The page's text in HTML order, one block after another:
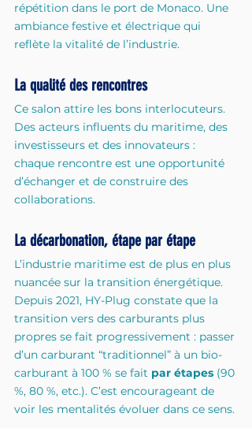
répétition dans le port de Monaco. Une
ambiance festive et électrique qui
reflète la vitalité de l’industrie.
La qualité des rencontres
Ce salon attire les bons interlocuteurs.
Des acteurs influents du maritime, des
investisseurs et des innovateurs :
chaque rencontre est une opportunité
d’échanger et de construire des
collaborations.
La décarbonation, étape par étape
L’industrie maritime est de plus en plus
nuancée sur la transition énergétique.
Depuis 2021, HY-Plug constate que la
transition vers des carburants plus
propres se fait progressivement : passer
d’un carburant “traditionnel” à un bio-
carburant à 100 % se fait par étapes (90
%, 80 %, etc.). C’est encourageant de
voir les mentalités évoluer dans ce sens.